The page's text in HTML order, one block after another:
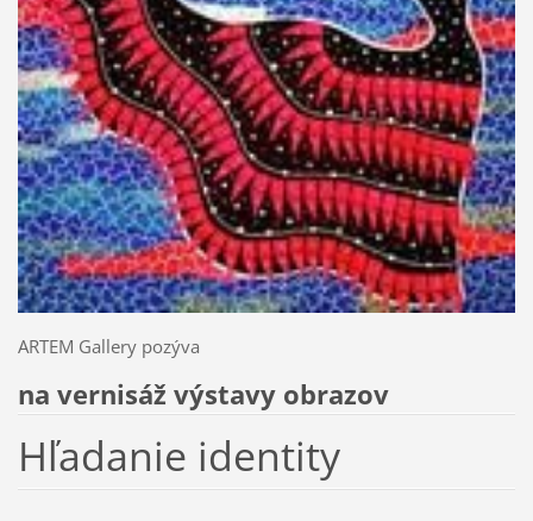
ARTEM Gallery pozýva
na vernisáž výstavy obrazov
Hľadanie identity